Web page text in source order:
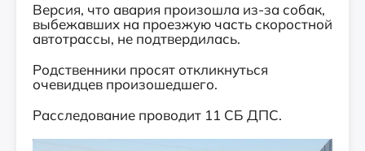
Версия, что авария произошла из-за собак,
выбежавших на проезжую часть скоростной
автотрассы, не подтвердилась.
Родственники просят откликнуться
очевидцев произошедшего.
Расследование проводит 11 СБ ДПС.